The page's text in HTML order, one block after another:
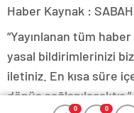
0 0
0 0
Haber Kaynak :
“Yayınlanan tüm
yasal bildirimlerinizi
iletiniz. En kısa süre
dönüş sağlanılacaktır.”